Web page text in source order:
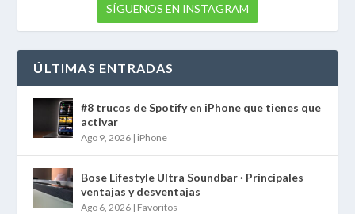
SÍGUENOS EN INSTAGRAM
ÚLTIMAS ENTRADAS
#8 trucos de Spotify en iPhone que tienes que
activar
Ago 9, 2026 | iPhone
Bose Lifestyle Ultra Soundbar · Principales
ventajas y desventajas
Ago 6, 2026 | Favoritos